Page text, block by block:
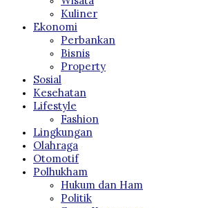
Kuliner
Ekonomi
Perbankan
Bisnis
Property
Sosial
Kesehatan
Lifestyle
Fashion
Lingkungan
Olahraga
Otomotif
Polhukham
Hukum dan Ham
Politik